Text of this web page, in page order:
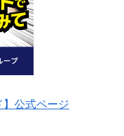
公式ページ